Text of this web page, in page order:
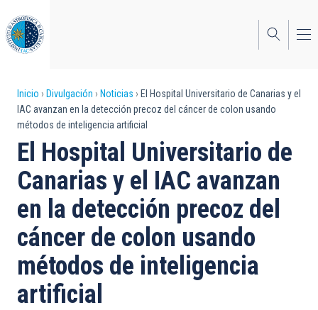
al
contenido
principal
Sobrescribir
enlaces
de
ayuda
a
la
navegación
Inicio Divulgación Noticias
El Hospital Universitario de Canarias y el
IAC avanzan en la detección precoz del cáncer de colon usando
métodos de inteligencia artificial
El Hospital Universitario de
Canarias y el IAC avanzan
en la detección precoz del
cáncer de colon usando
métodos de inteligencia
artificial